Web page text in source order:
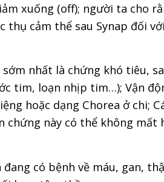
xuống (off); người ta cho
thụ cảm thể sau Synap đối
nhất là chứng khó tiêu,
tim, loạn nhịp tim…); Vận
hoặc dạng Chorea ở chi;
này có thể không mất
có bệnh về máu, gan,